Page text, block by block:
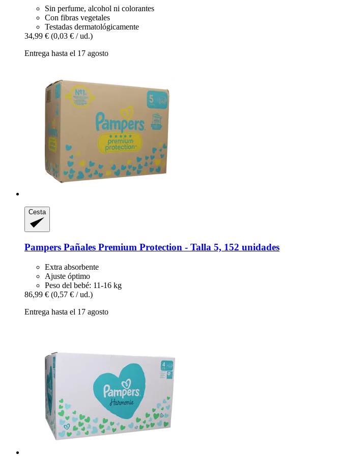
Sin perfume, alcohol ni colorantes
Con fibras vegetales
Testadas dermatológicamente
34,99 € (0,03 € / ud.)
Entrega hasta el 17 agosto
Cesta
Pampers Pañales Premium Protection -​ Talla 5, 152 unidades
Extra absorbente
Ajuste óptimo
Peso del bebé: 11-16 kg
86,99 € (0,57 € / ud.)
Entrega hasta el 17 agosto